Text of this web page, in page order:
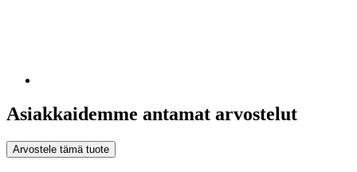
Asiakkaidemme antamat arvostelut
Arvostele tämä tuote